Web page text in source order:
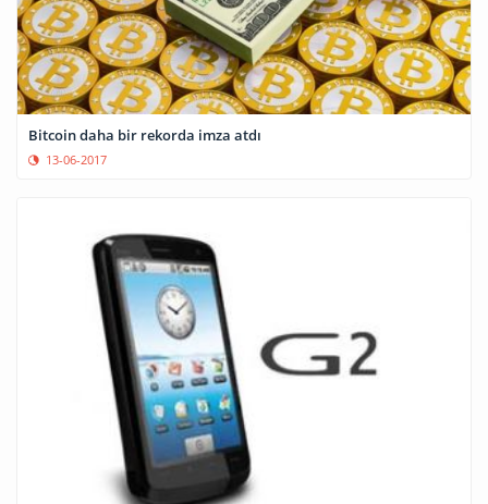
Bitcoin daha bir rekorda imza atdı
13-06-2017